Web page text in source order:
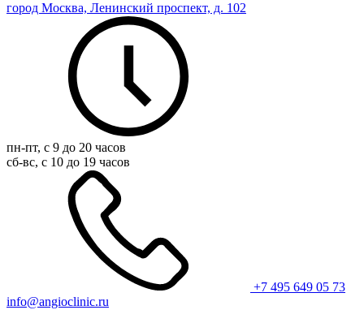
город Москва, Ленинский проспект, д. 102
пн-пт, с 9 до 20 часов
сб-вс, с 10 до 19 часов
+7 495 649 05 73
info@angioclinic.ru